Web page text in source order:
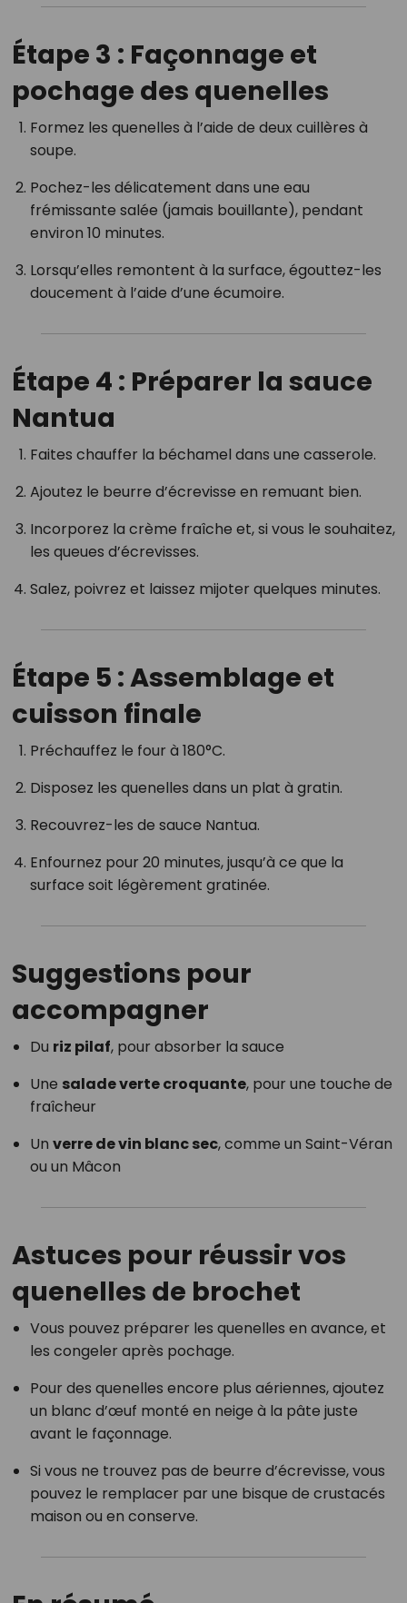
Étape 3 : Façonnage et
pochage des quenelles
Formez les quenelles à l’aide de deux cuillères à
soupe.
Pochez-les délicatement dans une eau
frémissante salée (jamais bouillante), pendant
environ 10 minutes.
Lorsqu’elles remontent à la surface, égouttez-les
doucement à l’aide d’une écumoire.
Étape 4 : Préparer la sauce
Nantua
Faites chauffer la béchamel dans une casserole.
Ajoutez le beurre d’écrevisse en remuant bien.
Incorporez la crème fraîche et, si vous le souhaitez,
les queues d’écrevisses.
Salez, poivrez et laissez mijoter quelques minutes.
Étape 5 : Assemblage et
cuisson finale
Préchauffez le four à 180°C.
Disposez les quenelles dans un plat à gratin.
Recouvrez-les de sauce Nantua.
Enfournez pour 20 minutes, jusqu’à ce que la
surface soit légèrement gratinée.
Suggestions pour
accompagner
Du riz pilaf, pour absorber la sauce
Une salade verte croquante, pour une touche de
fraîcheur
Un verre de vin blanc sec, comme un Saint-Véran
ou un Mâcon
Astuces pour réussir vos
quenelles de brochet
Vous pouvez préparer les quenelles en avance, et
les congeler après pochage.
Pour des quenelles encore plus aériennes, ajoutez
un blanc d’œuf monté en neige à la pâte juste
avant le façonnage.
Si vous ne trouvez pas de beurre d’écrevisse, vous
pouvez le remplacer par une bisque de crustacés
maison ou en conserve.